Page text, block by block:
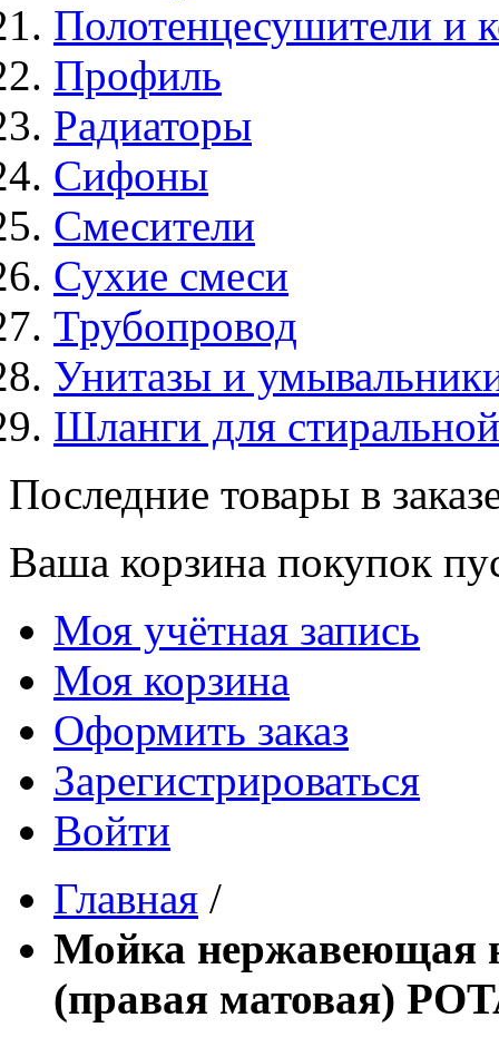
Полотенцесушители и
Профиль
Радиаторы
Сифоны
Смесители
Сухие смеси
Трубопровод
Унитазы и
Шланги для
Последние товары в
Ваша корзина покупок
Моя учётная запись
Моя корзина
Оформить заказ
Зарегистрироваться
Войти
Главная /
Мойка нержавеющая
(правая матовая)